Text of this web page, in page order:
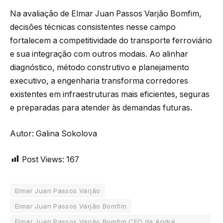
Na avaliação de Elmar Juan Passos Varjão Bomfim,
decisões técnicas consistentes nesse campo
fortalecem a competitividade do transporte ferroviário
e sua integração com outros modais. Ao alinhar
diagnóstico, método construtivo e planejamento
executivo, a engenharia transforma corredores
existentes em infraestruturas mais eficientes, seguras
e preparadas para atender às demandas futuras.
Autor: Galina Sokolova
Post Views: 167
Elmar Juan Passos Varjão
Elmar Juan Passos Varjão Bomfim
Elmar Juan Passos Varjão Bomfim CEO da André